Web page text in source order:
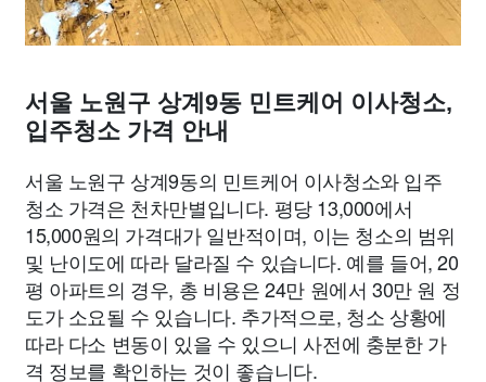
서울 노원구 상계9동 민트케어 이사청소,
입주청소 가격 안내
서울 노원구 상계9동의 민트케어 이사청소와 입주
청소 가격은 천차만별입니다. 평당 13,000에서
15,000원의 가격대가 일반적이며, 이는 청소의 범위
및 난이도에 따라 달라질 수 있습니다. 예를 들어, 20
평 아파트의 경우, 총 비용은 24만 원에서 30만 원 정
도가 소요될 수 있습니다. 추가적으로, 청소 상황에
따라 다소 변동이 있을 수 있으니 사전에 충분한 가
격 정보를 확인하는 것이 좋습니다.